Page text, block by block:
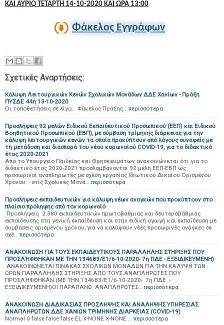
ΚΑΙ ΑΥΡΙΟ ΤΕΤΑΡΤΗ 14-10-2020 ΚΑΙ ΩΡΑ 13:00
Φάκελος Εγγράφων
Σχετικές Αναρτήσεις:
Κάλυψη Λειτουργικών Κενών Σχολικών Μονάδων ΔΔΕ Χανίων - Πράξη
ΠΥΣΔΕ 44η 13-10-2020
Οι τοποθετήσεις σε λίγο... Φάκελος Πράξης… περισσότερα
Προσλήψεις 92 μελών Ειδικού Εκπαιδευτικού Προσωπικού (ΕΕΠ) και Ειδικού
Βοηθητικού Προσωπικού (ΕΒΠ), με σύμβαση τρίμηνης διάρκειας για την
κάλυψη λειτουργικών κενών τα οποία προκύπτουν από λόγους συναφείς με
τη μετάδοση και διασπορά του νέου κορωνοϊού COVID-19, για το διδακτικό
έτος 2020-2021
Από το Υπουργείο Παιδείας και Θρησκευμάτων ανακοινώνεται ότι για το
διδακτικό έτος 2020-2021 προσλαμβάνονται 92 μέλη ΕΕΠ-ΕΒΠ ως
προσωρινοί αναπληρωτές με σχέση εργασίας Ιδιωτικού Δικαίου Ορισμένου
Χρόνου: - στις Σχολικές Μονά… περισσότερα
Προσλήψεις εκπαιδευτικών για κάλυψη νέων αναγκών που προκύπτουν στο
πλαίσιο πρόληψης από τον κορωνοϊό
Προσλήψεις 2.380 εκπαιδευτικών πρωτοβάθμιας και δευτεροβάθμιας
εκπαίδευσης στη γενική εκπαίδευση και στην ειδική αγωγή και εκπαίδευση με
συμβάσεις ορισμένου χρόνου, για να καλύψουν νέες προσωρινές ανάγκες σε
σχέ… περισσότερα
ΑΝΑΚΟΙΝΩΣΗ ΓΙΑ ΤΟΥΣ ΕΚΠΑΙΔΕΥΤΙΚΟΥΣ ΠΑΡΑΛΛΗΛΗΣ ΣΤΗΡΙΞΗΣ ΠΟΥ
ΠΡΟΣΛΉΦΘΗΚΑΝ ΜΕ ΤΗΝ 134683/Ε1/6-10-2020- 7η ΠΔΕ - ΕΞΕΙΔΙΚΕΥΜΕΝΗ)
ΑΝΑΚΟΙΝΩΝΕΤΑΙ ΠΙΝΑΚΑΣ ΣΧΟΛΙΚΩΝ ΜΟΝΑΔΩΝ ΓΙΑ ΤΗΝ ΚΑΛΥΨΗ ΤΩΝ
ΩΡΩΝ ΠΑΡΑΛΛΗΛΗΣ ΣΤΗΡΙΞΗΣ ΑΠΟ ΤΟΥΣ ΑΝΑΠΛΗΡΩΤΕΣ ΠΟΥ
ΠΡΟΣΛΉΦΘΗΚΑΝ (ΜΕ ΤΗΝ 134683/Ε1/6-10-2020- 7η ΠΔΕ -
ΕΞΕΙΔΙΚΕΥΜΕΝΗ)ΟΙ ΠΑΡΑΠΑΝΩ ΑΝΑΠΛΗΡΩΤΕΣ… περισσότερα
ΑΝΑΚΟΙΝΩΣΗ ΔΙΑΔΙΚΑΣΙΑΣ ΠΡΟΣΛΗΨΗΣ ΚΑΙ ΑΝΑΛΗΨΗΣ ΥΠΗΡΕΣΙΑΣ
ΑΝΑΠΛΗΡΩΤΩΝ ΔΔΕ ΧΑΝΙΩΝ ΤΡΙΜΗΝΗΣ ΔΙΑΡΚΕΙΑΣ (COVID-19)
Normal 0 false false false EL X-NONE X-NONE … περισσότερα